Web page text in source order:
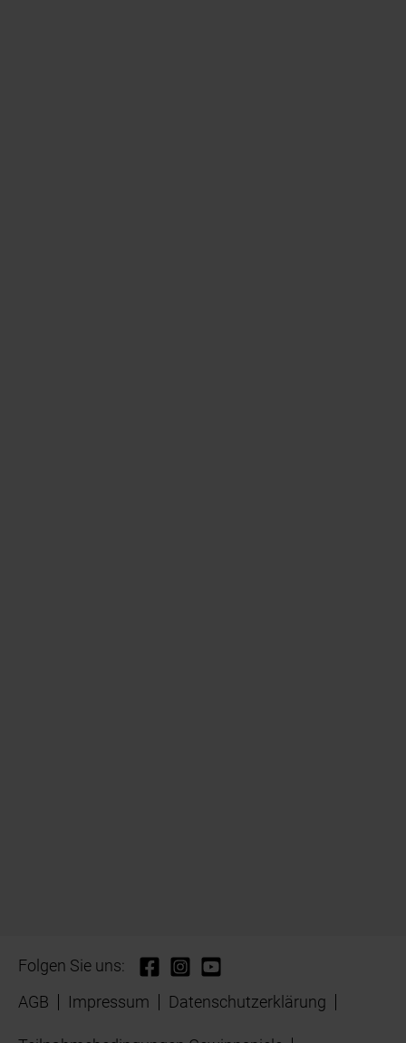
Folgen Sie uns:
AGB
Impressum Datenschutzerklärung